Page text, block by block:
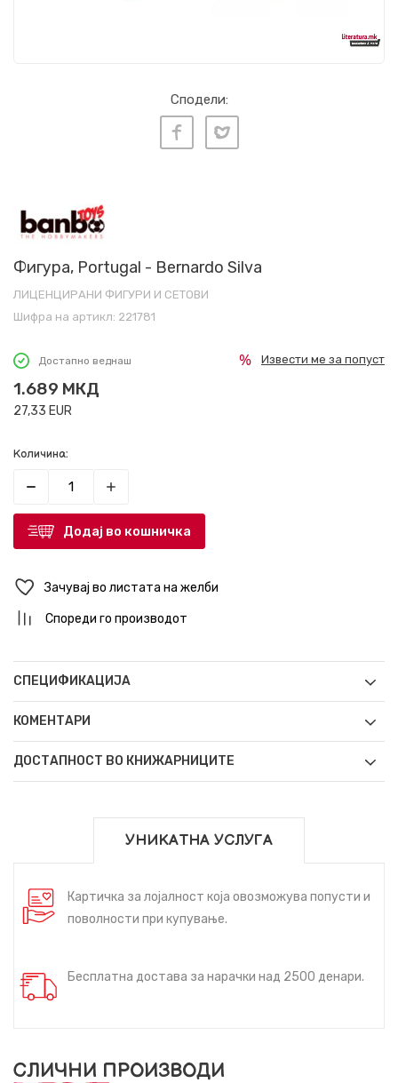
Сподели:
Фигура, Portugal - Bernardo Silva
ЛИЦЕНЦИРАНИ ФИГУРИ И СЕТОВИ
Шифра на артикл: 221781
Достапно веднаш
1.689 МКД
27,33 EUR
Извести ме за попуст
Количина:
Додај во кошничка
Зачувај во листата на желби
Спореди го производот
СПЕЦИФИКАЦИЈА
КОМЕНТАРИ
ДОСТАПНОСТ ВО КНИЖАРНИЦИТЕ
УНИКАТНА УСЛУГА
Картичка за лојалност која овозможува попусти и
поволности при купување.
Бесплатна достава за нарачки над 2500 денари.
СЛИЧНИ ПРОИЗВОДИ